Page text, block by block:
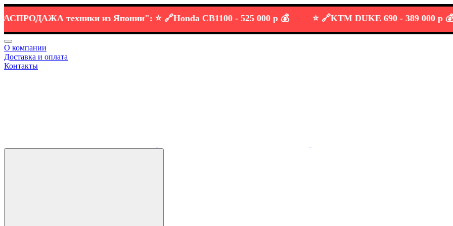
техникииз Японии": ⭐️ 🔗Honda CB1100 -525 000 р 💰 KTM DUKE 690 - 389 000 р 💰
О компании
Доставка и оплата
Контакты